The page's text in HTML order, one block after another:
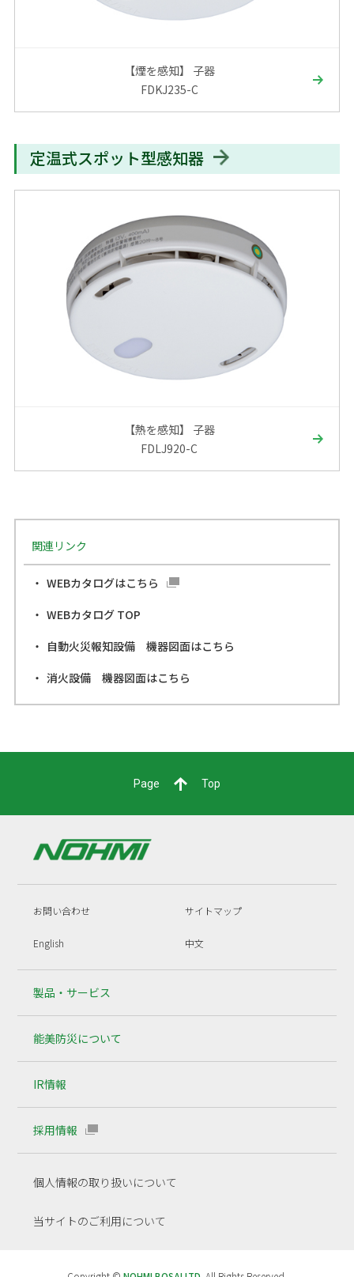
【煙を感知】 子器
FDKJ235-C
定温式スポット型感知器
【熱を感知】 子器
FDLJ920-C
関連リンク
WEBカタログはこちら
WEBカタログ TOP
自動火災報知設備 機器図面はこちら
消火設備 機器図面はこちら
Page Top
お問い合わせ サイトマップ
English 中文
製品・サービス
能美防災について
IR情報
採用情報
個人情報の取り扱いについて
当サイトのご利用について